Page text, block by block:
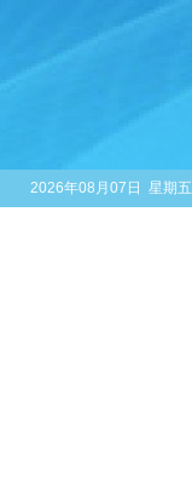
2026年08月07日 星期五